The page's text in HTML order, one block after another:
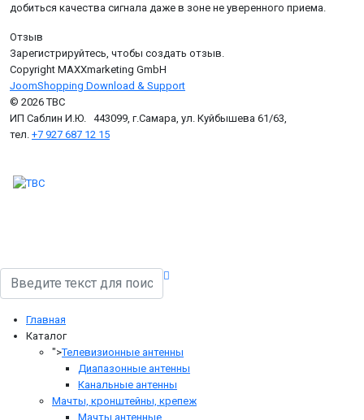
добиться качества сигнала даже в зоне не уверенного приема.
Отзыв
Зарегистрируйтесь, чтобы создать отзыв.
Copyright MAXXmarketing GmbH
JoomShopping Download & Support
© 2026 ТВС
ИП Саблин И.Ю. 443099, г.Самара, ул. Куйбышева 61/63,
тел. +7 927 687 12 15
Поиск
Главная
Каталог
">Телевизионные антенны
Диапазонные антенны
Канальные антенны
Мачты, кронштейны, крепеж
Мачты антенные